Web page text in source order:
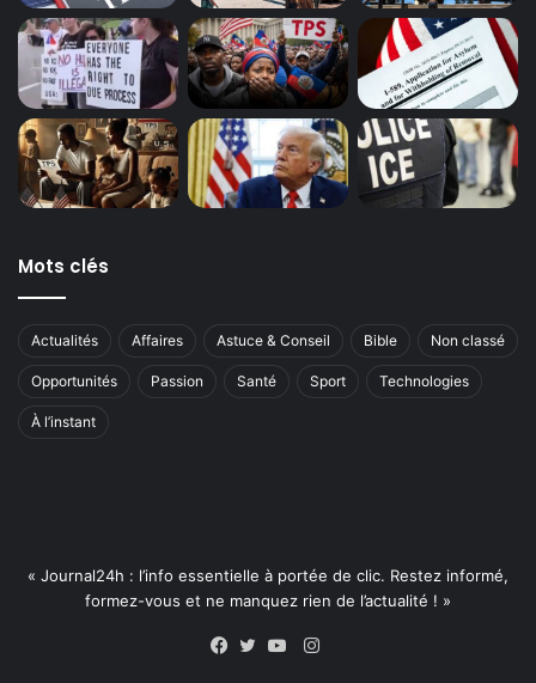
Mots clés
Actualités Affaires Astuce & Conseil Bible Non classé
Opportunités Passion Santé Sport Technologies
À l’instant
« Journal24h : l’info essentielle à portée de clic. Restez informé,
formez-vous et ne manquez rien de l’actualité ! »
Instagram